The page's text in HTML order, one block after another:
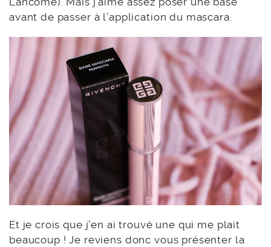
avant de passer à l’application du mascara.
Et je crois que j’en ai trouvé une qui me plait
beaucoup ! Je reviens donc vous présenter la